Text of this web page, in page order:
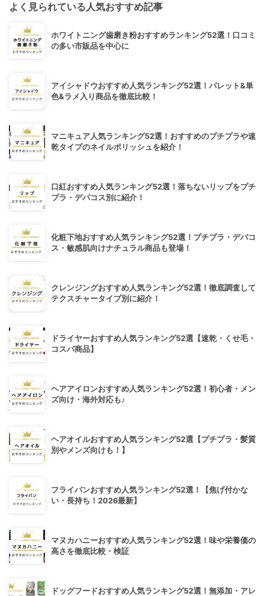
よく見られている人気おすすめ記事
ホワイトニング歯磨き粉おすすめランキング52選！口コミ
の多い市販品を中心に
アイシャドウおすすめ人気ランキング52選！パレット&単
色&ラメ入り商品を徹底比較！
マニキュア人気ランキング52選！おすすめのプチプラや速
乾タイプのネイルポリッシュを紹介！
口紅おすすめ人気ランキング52選！落ちないリップをプチ
プラ・デパコス別に紹介！
化粧下地おすすめ人気ランキング52選！プチプラ・デパコ
ス・敏感肌向けナチュラル商品も登場！
クレンジングおすすめ人気ランキング52選！徹底調査して
テクスチャータイプ別に紹介！
ドライヤーおすすめ人気ランキング52選【速乾・くせ毛・
コスパ商品】
ヘアアイロンおすすめ人気ランキング52選！初心者・メン
ズ向け・海外対応も♪
ヘアオイルおすすめ人気ランキング52選【プチプラ・髪質
別やメンズ向けも！】
フライパンおすすめ人気ランキング52選！【焦げ付かな
い・長持ち！2026最新】
マヌカハニーおすすめ人気ランキング52選！味や栄養価の
高さを徹底比較・検証
ドッグフードおすすめ人気ランキング52選！無添加・アレ